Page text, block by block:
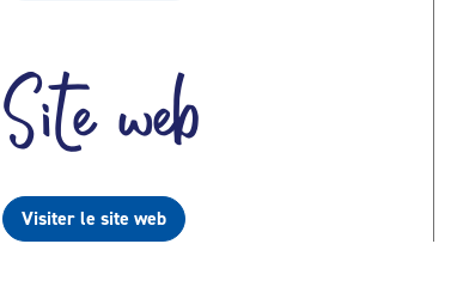
Site web
Visiter le site web